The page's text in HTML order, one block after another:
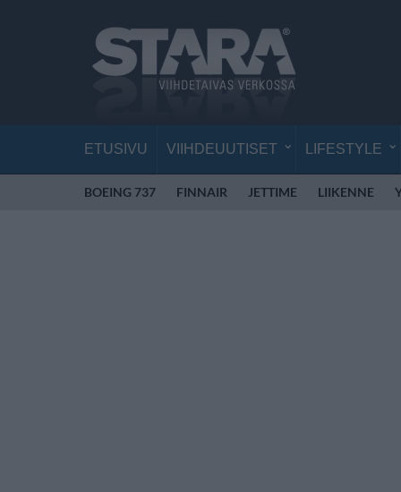
ETUSIVU VIIHDEUUTISET LIFESTYLE
BOEING 737 FINNAIR JETTIME LIIKENNE